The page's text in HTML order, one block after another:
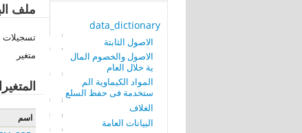
data_dictionary
الاصول الثابتة
الاصول والخصوم المال
ية خلال العام
المواد الكيماوية الم
ستخدمة فى حفظ السلع
الغلاف
البيانات العامة
ملف
تسجيلات
متغير
اسم